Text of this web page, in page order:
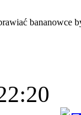
bananowce